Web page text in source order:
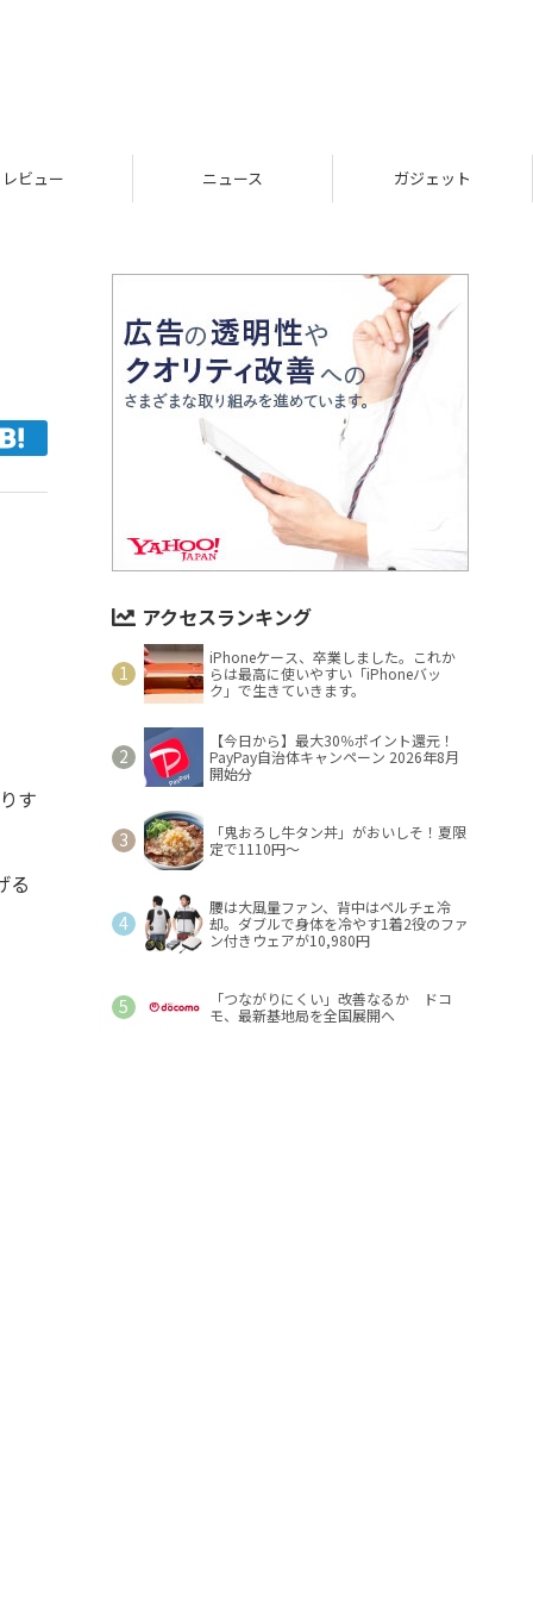
レビュー ニュース ガジェット
す
る
アクセスランキング
iPhoneケース、卒業しました。これか
らは最高に使いやすい「iPhoneバッ
ク」で生きていきます。
【今日から】最大30％ポイント還元！
PayPay自治体キャンペーン 2026年8月
開始分
「鬼おろし牛タン丼」がおいしそ！夏限
定で1110円～
腰は大風量ファン、背中はペルチェ冷
却。ダブルで身体を冷やす1着2役のファ
ン付きウェアが10,980円
「つながりにくい」改善なるか ドコ
モ、最新基地局を全国展開へ